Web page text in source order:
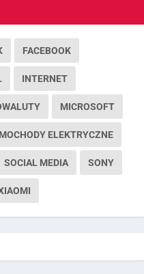
FACEBOOK
INTERNET
MICROSOFT
ELEKTRYCZNE
SOCIAL MEDIA SONY